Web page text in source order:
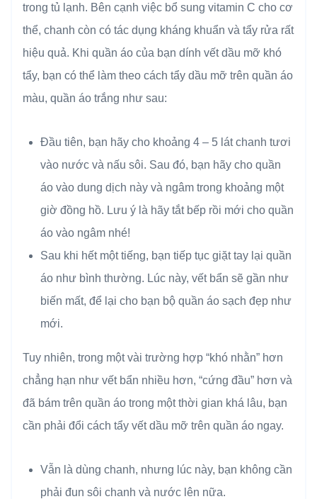
trong tủ lạnh. Bên cạnh việc bổ sung vitamin C cho cơ
thể, chanh còn có tác dụng kháng khuẩn và tẩy rửa rất
hiệu quả. Khi quần áo của bạn dính vết dầu mỡ khó
tẩy, bạn có thể làm theo cách tẩy dầu mỡ trên quần áo
màu, quần áo trắng như sau:
Đầu tiên, bạn hãy cho khoảng 4 – 5 lát chanh tươi
vào nước và nấu sôi. Sau đó, bạn hãy cho quần
áo vào dung dịch này và ngâm trong khoảng một
giờ đồng hồ. Lưu ý là hãy tắt bếp rồi mới cho quần
áo vào ngâm nhé!
Sau khi hết một tiếng, bạn tiếp tục giặt tay lại quần
áo như bình thường. Lúc này, vết bẩn sẽ gần như
biến mất, để lại cho bạn bộ quần áo sạch đẹp như
mới.
Tuy nhiên, trong một vài trường hợp “khó nhằn” hơn
chẳng hạn như vết bẩn nhiều hơn, “cứng đầu” hơn và
đã bám trên quần áo trong một thời gian khá lâu, bạn
cần phải đổi cách tẩy vết dầu mỡ trên quần áo ngay.
Vẫn là dùng chanh, nhưng lúc này, bạn không cần
phải đun sôi chanh và nước lên nữa.